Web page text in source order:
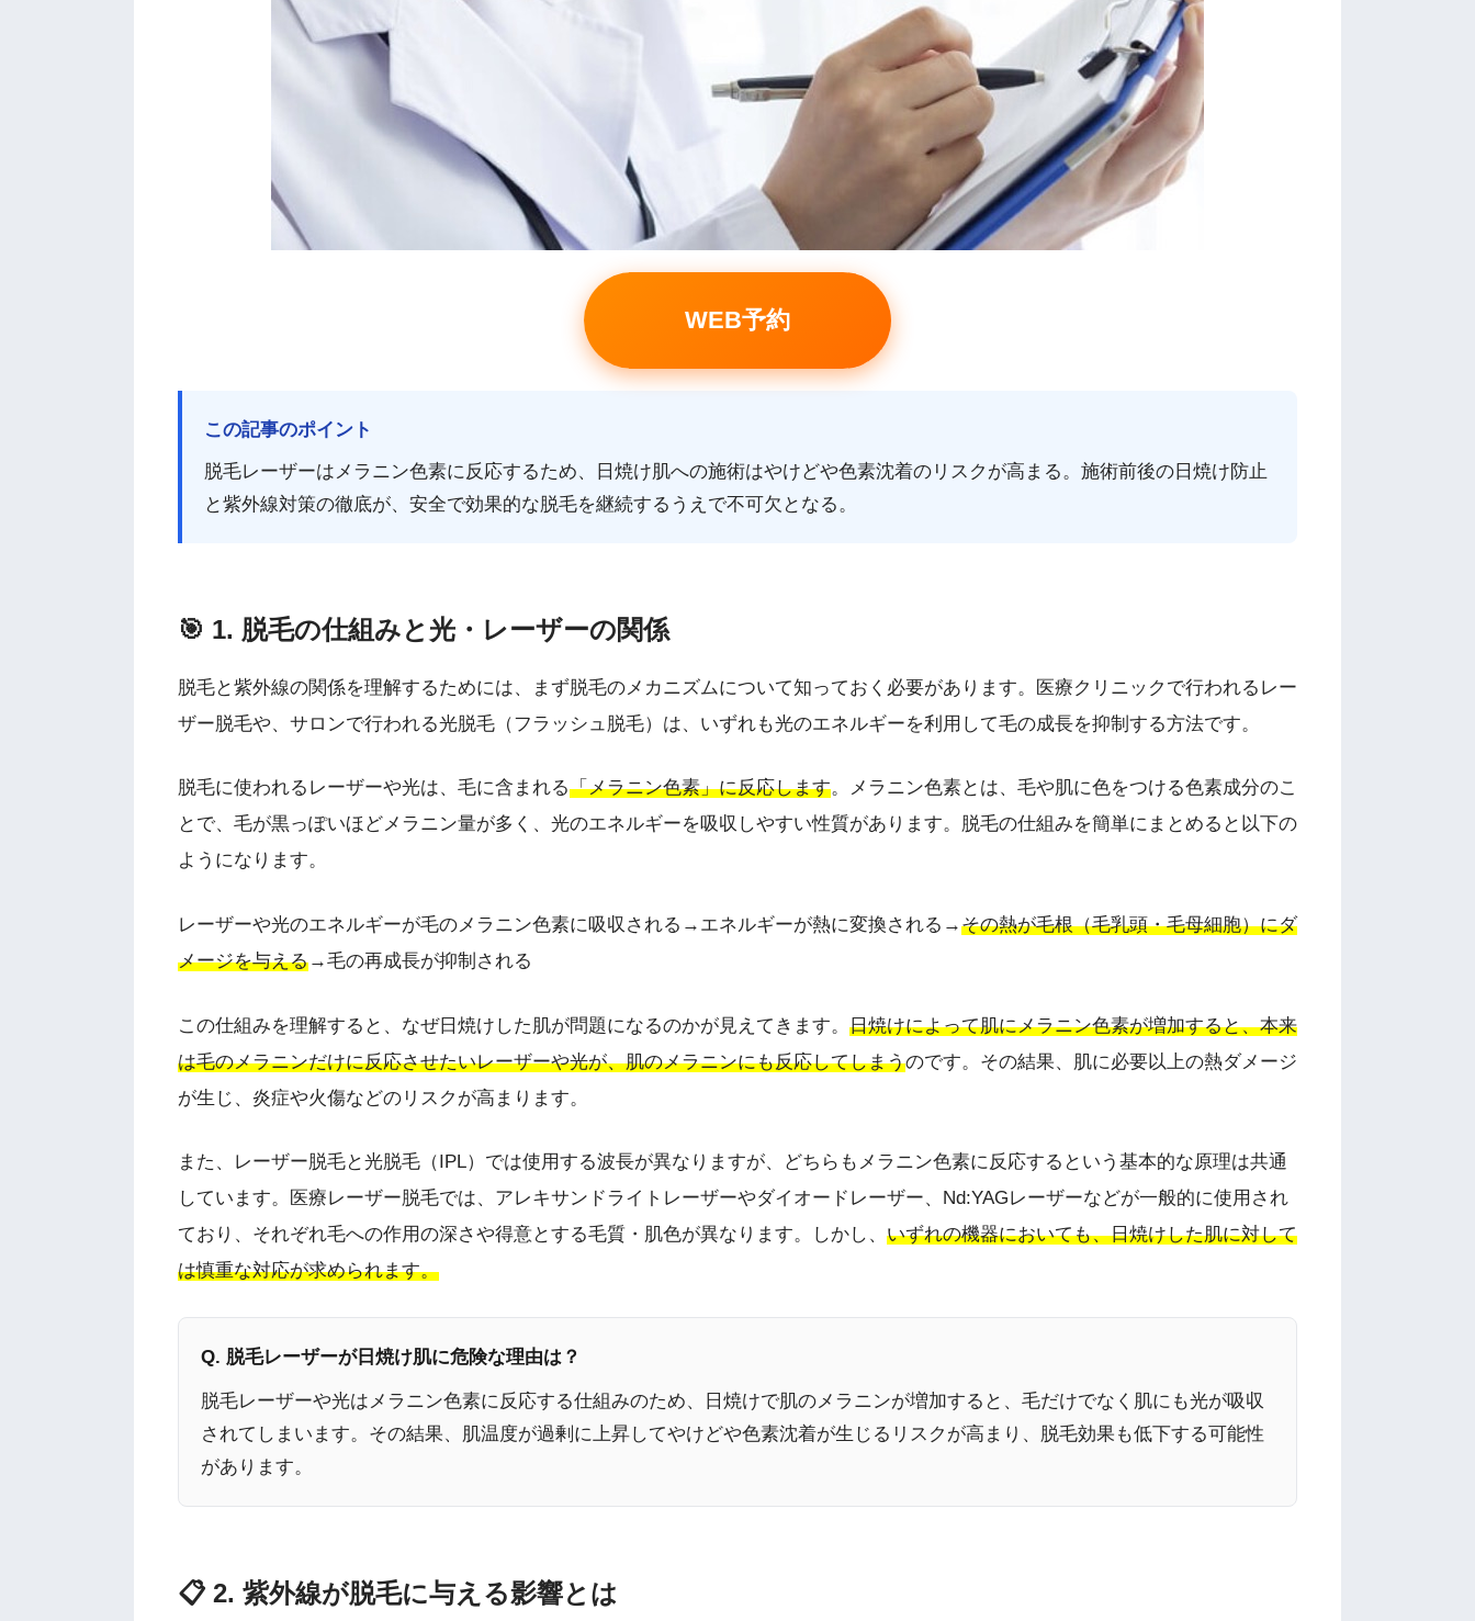
WEB予約
この記事のポイント
脱毛レーザーはメラニン色素に反応するため、日焼け肌への施術はやけどや色素沈着のリスクが高まる。施術前後の日焼け防止
と紫外線対策の徹底が、安全で効果的な脱毛を継続するうえで不可欠となる。
🎯 1. 脱毛の仕組みと光・レーザーの関係
脱毛と紫外線の関係を理解するためには、まず脱毛のメカニズムについて知っておく必要があります。医療クリニックで行われるレー
ザー脱毛や、サロンで行われる光脱毛（フラッシュ脱毛）は、いずれも光のエネルギーを利用して毛の成長を抑制する方法です。
脱毛に使われるレーザーや光は、毛に含まれる「メラニン色素」に反応します。メラニン色素とは、毛や肌に色をつける色素成分のこ
とで、毛が黒っぽいほどメラニン量が多く、光のエネルギーを吸収しやすい性質があります。脱毛の仕組みを簡単にまとめると以下の
ようになります。
レーザーや光のエネルギーが毛のメラニン色素に吸収される→エネルギーが熱に変換される→その熱が毛根（毛乳頭・毛母細胞）にダ
メージを与える→毛の再成長が抑制される
この仕組みを理解すると、なぜ日焼けした肌が問題になるのかが見えてきます。 日焼けによって肌にメラニン色素が増加すると、本来
は毛のメラニンだけに反応させたいレーザーや光が、肌のメラニンにも反応してしまうのです。その結果、肌に必要以上の熱ダメージ
が生じ、炎症や火傷などのリスクが高まります。
また、レーザー脱毛と光脱毛（IPL）では使用する波長が異なりますが、どちらもメラニン色素に反応するという基本的な原理は共通
しています。医療レーザー脱毛では、アレキサンドライトレーザーやダイオードレーザー、Nd:YAGレーザーなどが一般的に使用され
ており、それぞれ毛への作用の深さや得意とする毛質・肌色が異なります。しかし、 いずれの機器においても、日焼けした肌に対して
は慎重な対応が求められます。
Q. 脱毛レーザーが日焼け肌に危険な理由は？
脱毛レーザーや光はメラニン色素に反応する仕組みのため、日焼けで肌のメラニンが増加すると、毛だけでなく肌にも光が吸収
されてしまいます。その結果、肌温度が過剰に上昇してやけどや色素沈着が生じるリスクが高まり、脱毛効果も低下する可能性
があります。
📋 2. 紫外線が脱毛に与える影響とは